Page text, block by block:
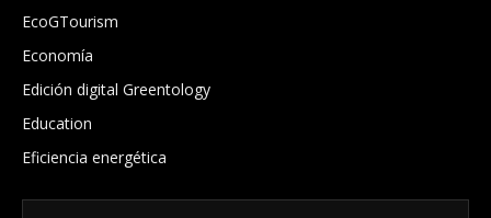
EcoGTourism
Economía
Edición digital Greentology
Education
Eficiencia energética